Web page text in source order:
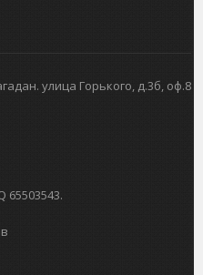
улица Горького, д.3б, оф.8
65503543.